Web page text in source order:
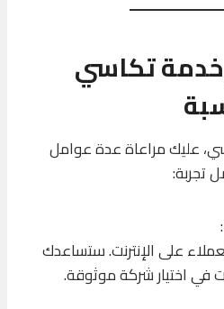
خدمة تكاسي
عليك مراعاة عدة عوامل
تجربة:
:
على الإنترنت. ستساعدك
في اختيار شركة موثوقة.